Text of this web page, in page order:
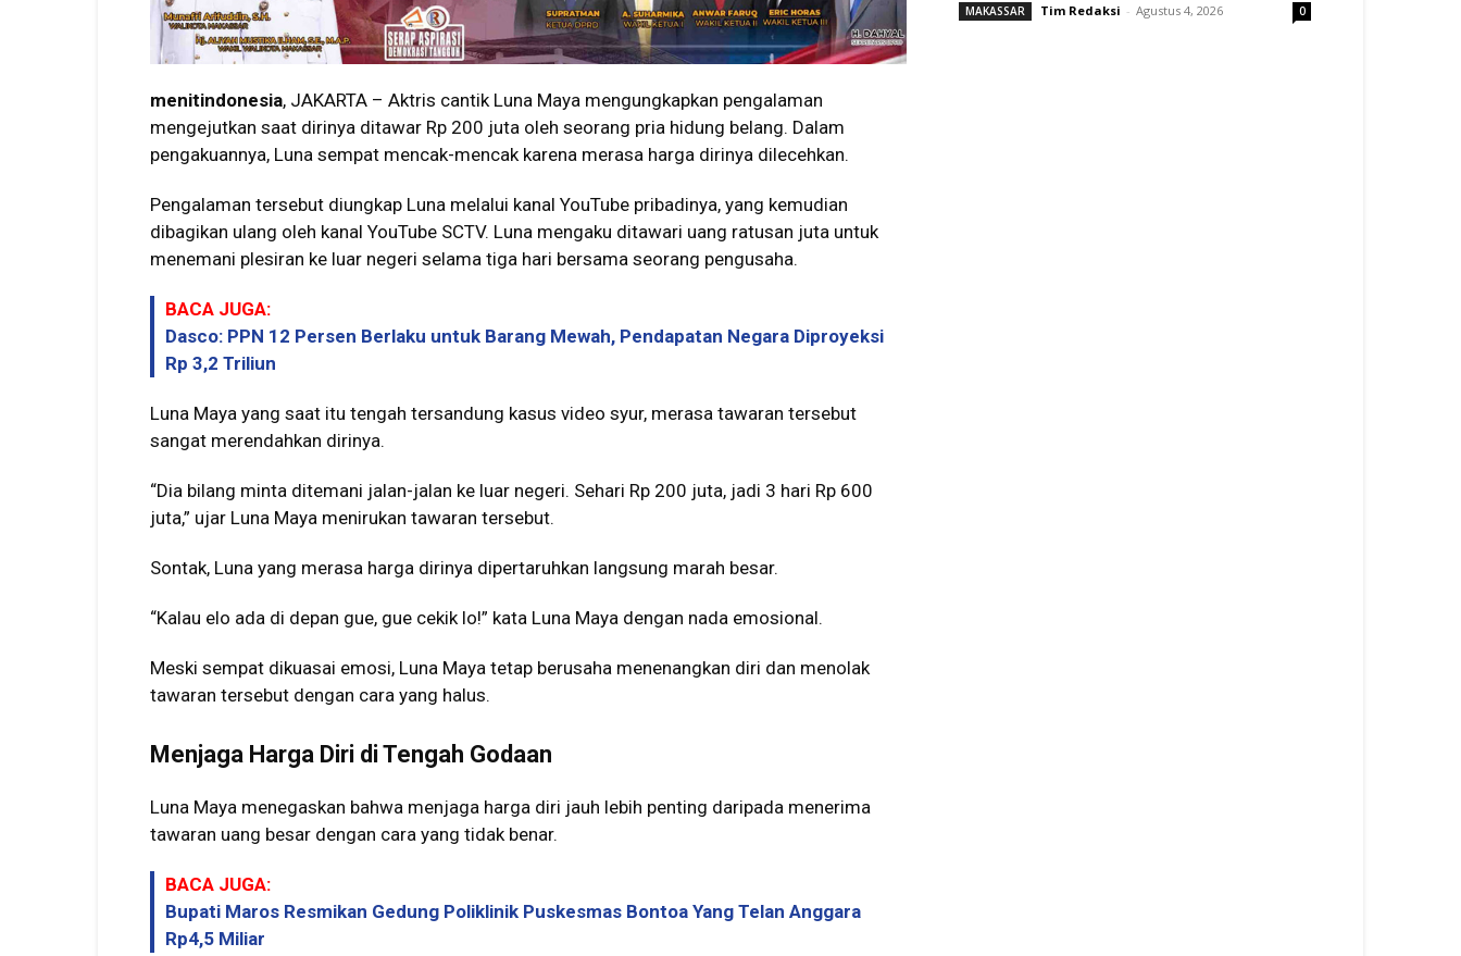
menitindonesia, JAKARTA – Aktris cantik Luna Maya mengungkapkan pengalaman
mengejutkan saat dirinya ditawar Rp 200 juta oleh seorang pria hidung belang. Dalam
pengakuannya, Luna sempat mencak-mencak karena merasa harga dirinya dilecehkan.
Pengalaman tersebut diungkap Luna melalui kanal YouTube pribadinya, yang kemudian
dibagikan ulang oleh kanal YouTube SCTV. Luna mengaku ditawari uang ratusan juta untuk
menemani plesiran ke luar negeri selama tiga hari bersama seorang pengusaha.
BACA JUGA:
Dasco: PPN 12 Persen Berlaku untuk Barang Mewah, Pendapatan Negara Diproyeksi
Rp 3,2 Triliun
Luna Maya yang saat itu tengah tersandung kasus video syur, merasa tawaran tersebut
sangat merendahkan dirinya.
“Dia bilang minta ditemani jalan-jalan ke luar negeri. Sehari Rp 200 juta, jadi 3 hari Rp 600
juta,” ujar Luna Maya menirukan tawaran tersebut.
Sontak, Luna yang merasa harga dirinya dipertaruhkan langsung marah besar.
“Kalau elo ada di depan gue, gue cekik lo!” kata Luna Maya dengan nada emosional.
Meski sempat dikuasai emosi, Luna Maya tetap berusaha menenangkan diri dan menolak
tawaran tersebut dengan cara yang halus.
Menjaga Harga Diri di Tengah Godaan
Luna Maya menegaskan bahwa menjaga harga diri jauh lebih penting daripada menerima
tawaran uang besar dengan cara yang tidak benar.
BACA JUGA:
Bupati Maros Resmikan Gedung Poliklinik Puskesmas Bontoa Yang Telan Anggara
Rp4,5 Miliar
MAKASSAR Tim Redaksi - Agustus 4, 2026 0